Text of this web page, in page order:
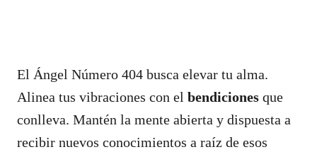
El Ángel Número 404 busca elevar tu alma.
Alinea tus vibraciones con el bendiciones que
conlleva. Mantén la mente abierta y dispuesta a
recibir nuevos conocimientos a raíz de esos